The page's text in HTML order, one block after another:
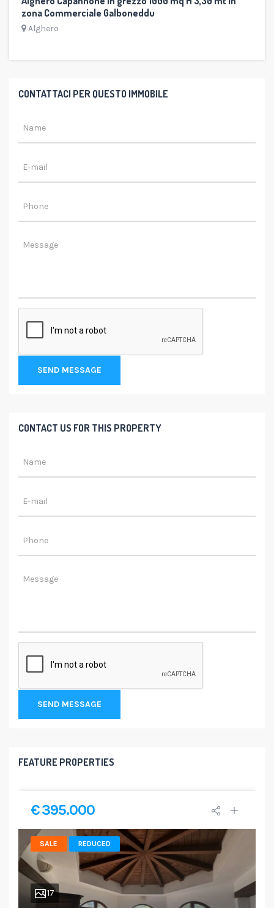
zona Commerciale Galboneddu
Alghero
CONTATTACI PER QUESTO IMMOBILE
SEND MESSAGE
CONTACT US FOR THIS PROPERTY
SEND MESSAGE
FEATURE PROPERTIES
€ 395.000
SALE REDUCED
17